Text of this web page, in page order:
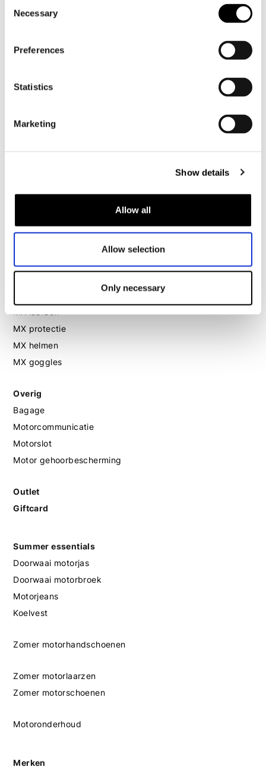
Selection
Necessary
Preferences
Statistics
Marketing
Show details
Allow all
Allow selection
Only necessary
Motorschoenen heren
Dames
Motorjeans dames
Motorhandschoenen dames
MX protectie
MX helmen
MX goggles
Overig
Bagage
Motorcommunicatie
Motorslot
Motor gehoorbescherming
Outlet
Giftcard
Summer essentials
Doorwaai motorjas
Doorwaai motorbroek
Motorjeans
Koelvest
Zomer motorhandschoenen
Zomer motorlaarzen
Zomer motorschoenen
Motoronderhoud
Merken